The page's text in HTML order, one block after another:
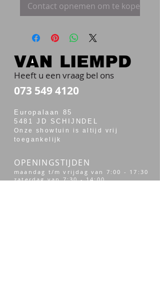
Contact opnemen om te kopen
Heeft u een vraag bel ons
073 549 4120
Europalaan 85
5481 JD SCHIJNDEL
Onze showtuin is altijd vrij
toegankelijk
OPENINGSTIJDEN
maandag t/m vrijdag van 7:00 - 17:30
zaterdag van 7:30 - 14:00